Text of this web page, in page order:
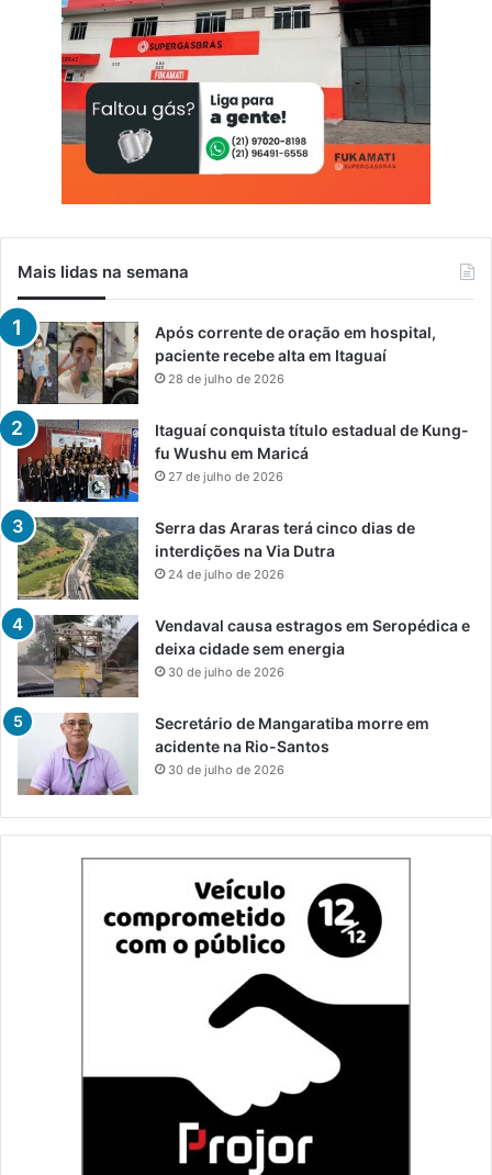
Mais lidas na semana
Após corrente de oração em hospital,
paciente recebe alta em Itaguaí
28 de julho de 2026
Itaguaí conquista título estadual de Kung-
fu Wushu em Maricá
27 de julho de 2026
Serra das Araras terá cinco dias de
interdições na Via Dutra
24 de julho de 2026
Vendaval causa estragos em Seropédica e
deixa cidade sem energia
30 de julho de 2026
Secretário de Mangaratiba morre em
acidente na Rio-Santos
30 de julho de 2026